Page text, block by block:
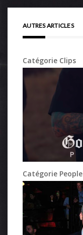
AUTRES ARTICLES
Catégorie Clips
Catégorie People